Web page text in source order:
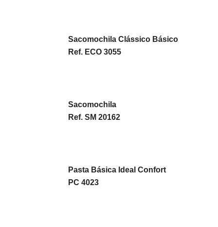
Sacomochila Clássico Básico
Ref. ECO 3055
Sacomochila
Ref. SM 20162
Pasta Básica Ideal Confort
PC 4023